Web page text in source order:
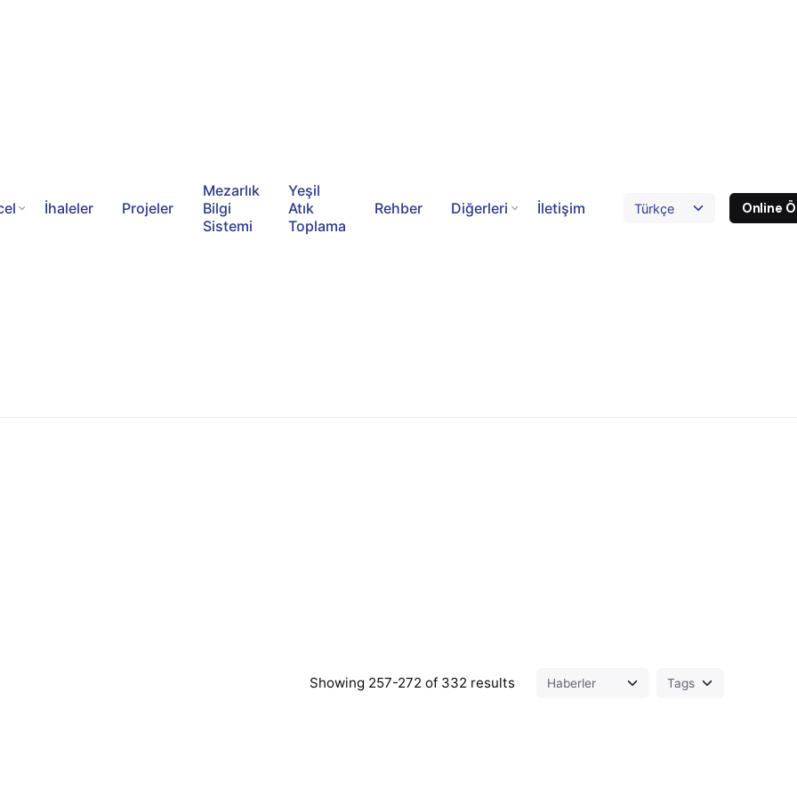
İhaleler Projeler
Mezarlık
Bilgi
Sistemi
Yeşil
Atık
Toplama
Rehber Diğerleri İletişim Online
Showing 257-272 of 332 results